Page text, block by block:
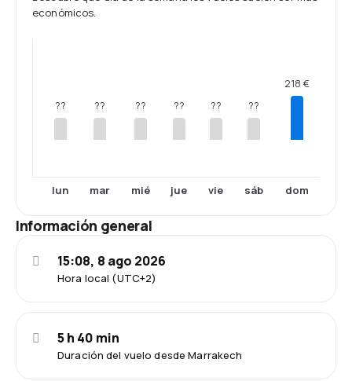
económicos.
??
lun
??
mar
??
mié
??
jue
??
vie
??
sáb
218 €
dom
Información general
Hora local (UTC+2)
15:08, 8 ago 2026
Duración del vuelo desde Marrakech
5 h 40 min